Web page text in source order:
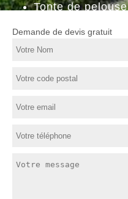
Tonte de pelouse
Demande de devis gratuit